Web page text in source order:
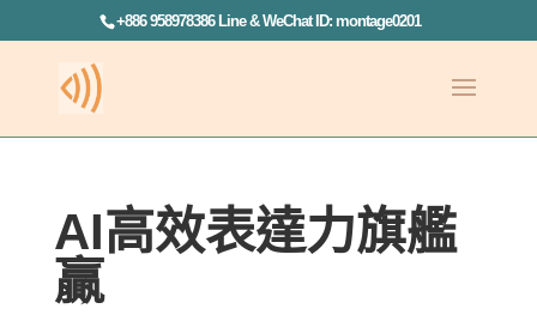
+886 958978386 Line & WeChat ID: montage0201
AI高效表達力旗艦
贏